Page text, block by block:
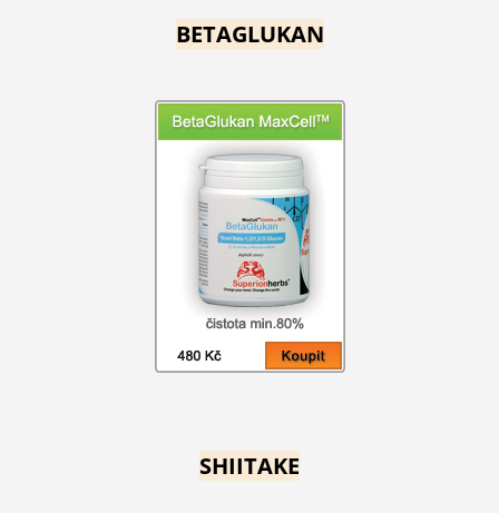
BETAGLUKAN
SHIITAKE